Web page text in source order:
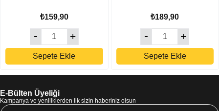
₺159,90
Sepete Ekle
₺189,90
Sepete Ekle
E-Bülten Üyeliği
Kampanya ve yeniliklerden ilk sizin haberiniz olsun